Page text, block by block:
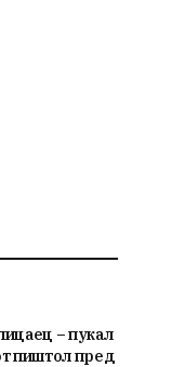
– пукал
пиштол пред